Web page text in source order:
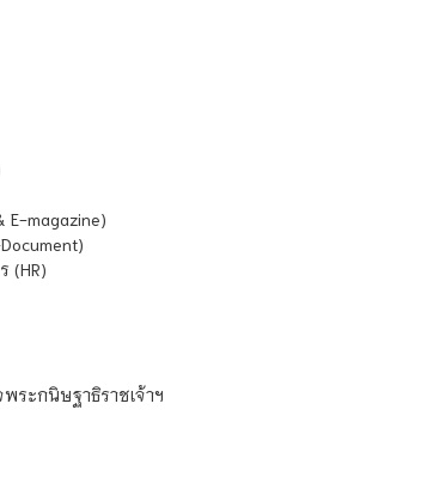
E-magazine)
(HR)
ระกนิษฐาธิราชเจ้าฯ